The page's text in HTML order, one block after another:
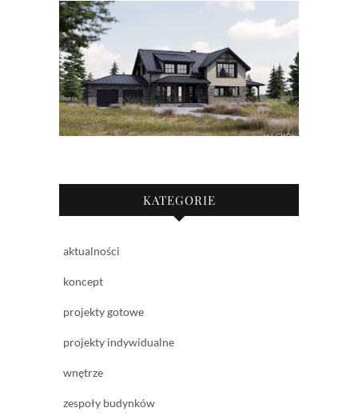
KATEGORIE
aktualności
koncept
projekty gotowe
projekty indywidualne
wnętrze
zespoły budynków